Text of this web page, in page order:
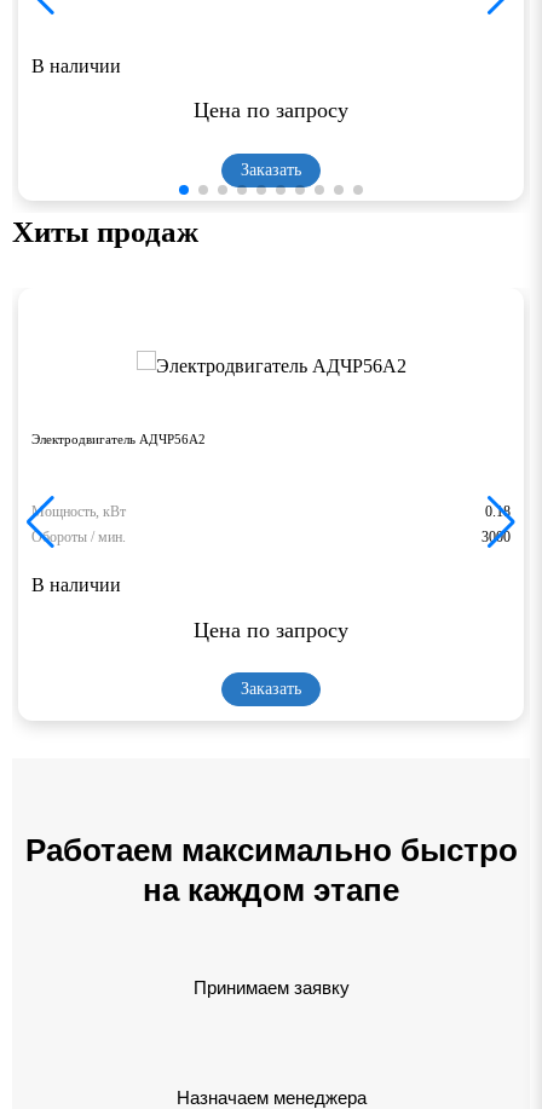
В наличии
Цена по запросу
Заказать
Хиты продаж
Электродвигатель АДЧР56А2
Мощность, кВт
0.18
Обороты / мин.
3000
В наличии
Цена по запросу
Заказать
Работаем максимально быстро
на каждом этапе
Принимаем заявку
Назначаем менеджера